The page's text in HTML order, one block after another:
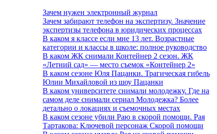
Зачем нужен электронный журнал
Зачем забирают телефон на экспертизу. Значение
экспертизы телефона в юридических процессах
В каком я классе если мне 13 лет. Возрастные
категории и классы в школе: полное руководство
В каком ЖК снимали Контейнер 2 сезон. ЖК
«Летний сад» — место съемок «Контейнер 2»
В каком сезоне Юля Пацанки. Трагическая гибель
Юлии Михайловой из шоу Пацанки
В каком университете снимали молодежку. Где на
самом деле снимали сериал Молодежка? Более
детально о локациях и съемочных местах
В каком сезоне убили Раю в скорой помощи. Рая
Тартакова: Ключевой персонаж Скорой помощи